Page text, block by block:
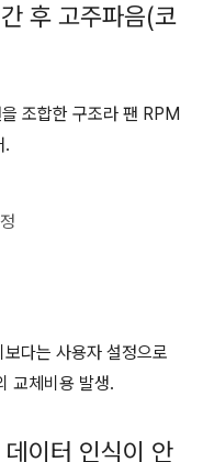
후 고주파음(코
조합한 구조라 팬 RPM
.
다는 사용자 설정으로
교체비용 발생.
이터 인식이 안